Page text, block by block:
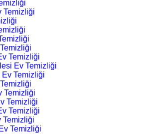
Temizliği
Temizliği
Ev Temizliği
Temizliği
Temizliği
Temizliği
Temizliği
Temizliği
Temizliği